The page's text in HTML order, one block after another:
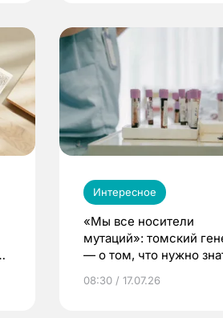
Интересное
«Мы все носители
мутаций»: томский
— о том, что нужно
08:30 / 17.07.26